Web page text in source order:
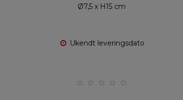
Ø7,5 x H15 cm
Ukendt leveringsdato